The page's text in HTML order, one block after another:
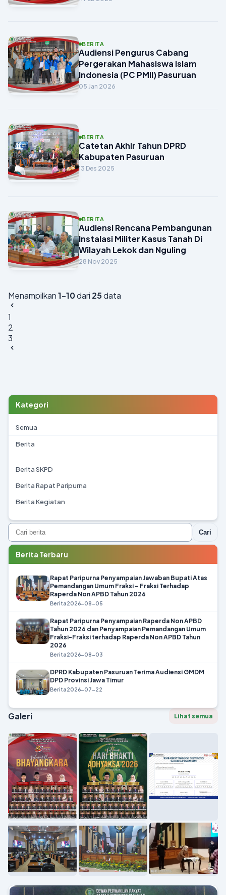
BERITA
Audiensi Pengurus Cabang
Pergerakan Mahasiswa Islam
Indonesia (PC PMII) Pasuruan
05 Jan 2026
BERITA
Catetan Akhir Tahun DPRD
Kabupaten Pasuruan
13 Des 2025
BERITA
Audiensi Rencana Pembangunan
Instalasi Militer Kasus Tanah Di
Wilayah Lekok dan Nguling
28 Nov 2025
Menampilkan1–10dari 25data
1
2
3
Kategori
Semua
Berita
Berita SKPD
Berita Rapat Paripurna
Berita Kegiatan
Cari
Berita Terbaru
Rapat Paripurna Penyampaian Jawaban Bupati Atas
Pemandangan Umum Fraksi – Fraksi Terhadap
Raperda Non APBD Tahun 2026
Berita2026-08-05
Rapat Paripurna Penyampaian Raperda Non APBD
Tahun 2026 dan Penyampaian Pemandangan Umum
Fraksi-Fraksi terhadap Raperda Non APBD Tahun
2026
Berita2026-08-03
DPRD Kabupaten Pasuruan Terima Audiensi GMDM
DPD Provinsi Jawa Timur
Berita2026-07-22
Galeri Lihat semua